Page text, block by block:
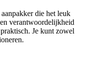
die het leuk
verantwoordelijkheid
Je kunt zowel